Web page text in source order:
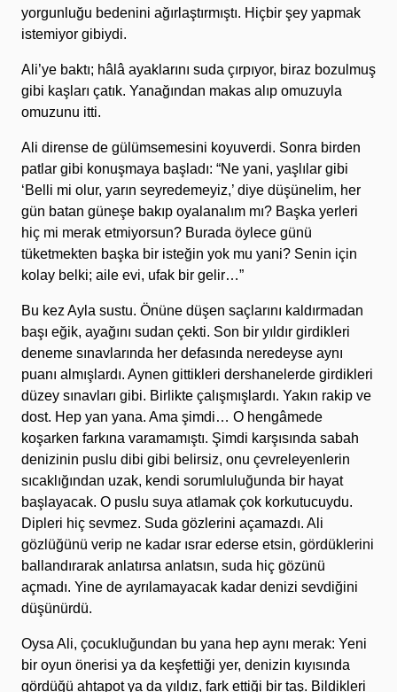
yorgunluğu bedenini ağırlaştırmıştı. Hiçbir şey yapmak
istemiyor gibiydi.
Ali’ye baktı; hâlâ ayaklarını suda çırpıyor, biraz bozulmuş
gibi kaşları çatık. Yanağından makas alıp omuzuyla
omuzunu itti.
Ali dirense de gülümsemesini koyuverdi. Sonra birden
patlar gibi konuşmaya başladı: “Ne yani, yaşlılar gibi
‘Belli mi olur, yarın seyredemeyiz,’ diye düşünelim, her
gün batan güneşe bakıp oyalanalım mı? Başka yerleri
hiç mi merak etmiyorsun? Burada öylece günü
tüketmekten başka bir isteğin yok mu yani? Senin için
kolay belki; aile evi, ufak bir gelir…”
Bu kez Ayla sustu. Önüne düşen saçlarını kaldırmadan
başı eğik, ayağını sudan çekti. Son bir yıldır girdikleri
deneme sınavlarında her defasında neredeyse aynı
puanı almışlardı. Aynen gittikleri dershanelerde girdikleri
düzey sınavları gibi. Birlikte çalışmışlardı. Yakın rakip ve
dost. Hep yan yana. Ama şimdi… O hengâmede
koşarken farkına varamamıştı. Şimdi karşısında sabah
denizinin puslu dibi gibi belirsiz, onu çevreleyenlerin
sıcaklığından uzak, kendi sorumluluğunda bir hayat
başlayacak. O puslu suya atlamak çok korkutucuydu.
Dipleri hiç sevmez. Suda gözlerini açamazdı. Ali
gözlüğünü verip ne kadar ısrar ederse etsin, gördüklerini
ballandırarak anlatırsa anlatsın, suda hiç gözünü
açmadı. Yine de ayrılamayacak kadar denizi sevdiğini
düşünürdü.
Oysa Ali, çocukluğundan bu yana hep aynı merak: Yeni
bir oyun önerisi ya da keşfettiği yer, denizin kıyısında
gördüğü ahtapot ya da yıldız, fark ettiği bir taş. Bildikleri